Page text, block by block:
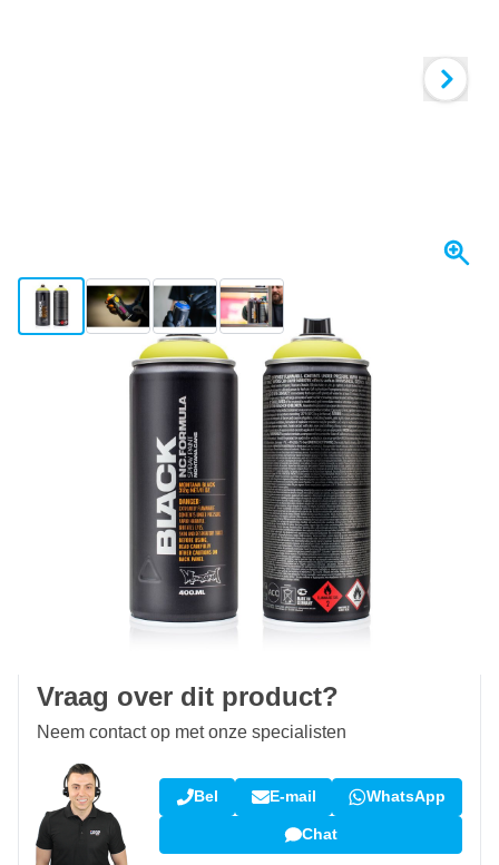
View larger imageView larger imageView larger imageView larger image
Op voorraad
In mijn winkelwagen
Voor 23:59 uur besteld,
maandag bezorgd
Gratis bezorgdvanaf € 50,-
retourneren en ruilen
Vraag over dit product?
Neem contact op met onze specialisten
Bel E-mail WhatsApp
Chat